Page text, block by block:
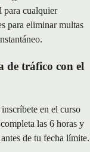
para cualquier
para eliminar multas
de tráfico con el
en el curso
las 6 horas y
de tu fecha límite.